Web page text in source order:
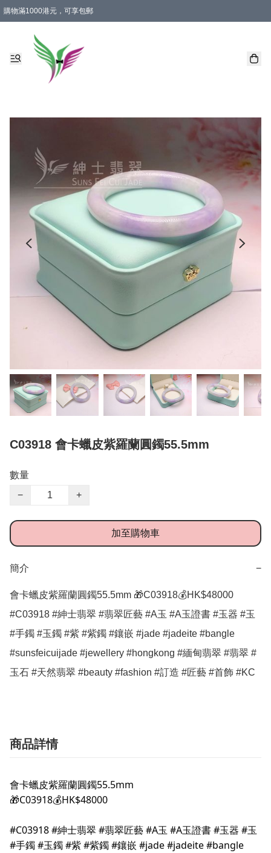
購物滿1000港元，可享包郵
C03918 會卡蠟皮紫羅蘭圓鐲55.5mm
數量
−
+
加至購物車
簡介 −
會卡蠟皮紫羅蘭圓鐲55.5mm 🎁C03918💰HK$48000
#C03918 #紳士翡翠 #翡翠匠藝 #A玉 #A玉證書 #玉器 #玉
#手鐲 #玉鐲 #紫 #紫鐲 #鑲嵌 #jade #jadeite #bangle
#sunsfeicuijade #jewellery #hongkong #緬甸翡翠 #翡翠 #
玉石 #天然翡翠 #beauty #fashion #訂造 #匠藝 #首飾 #KC
商品詳情
會卡蠟皮紫羅蘭圓鐲55.5mm
🎁C03918💰HK$48000
#C03918 #紳士翡翠 #翡翠匠藝 #A玉 #A玉證書 #玉器 #玉
#手鐲 #玉鐲 #紫 #紫鐲 #鑲嵌 #jade #jadeite #bangle